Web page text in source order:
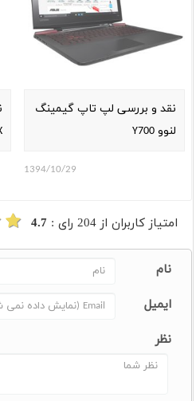
نقد و بررسی لپ تاپ گیمینگ
لنوو Y700
1394/10/29
امتیاز کاربران از 204 رای : 4.7
نام
ایمیل
نظر